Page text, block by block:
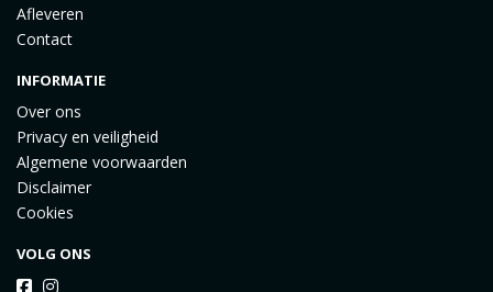
Afleveren
Contact
INFORMATIE
Over ons
Privacy en veiligheid
Algemene voorwaarden
Disclaimer
Cookies
VOLG ONS